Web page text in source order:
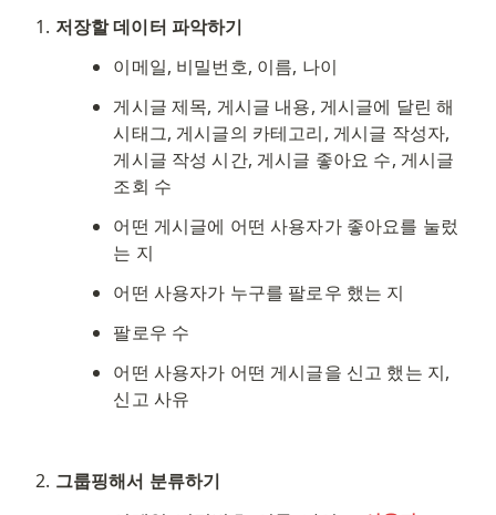
저장할 데이터 파악하기
이메일, 비밀번호, 이름, 나이
게시글 제목, 게시글 내용, 게시글에 달린 해
시태그, 게시글의 카테고리, 게시글 작성자,
게시글 작성 시간, 게시글 좋아요 수, 게시글
조회 수
어떤 게시글에 어떤 사용자가 좋아요를 눌렀
는 지
어떤 사용자가 누구를 팔로우 했는 지
팔로우 수
어떤 사용자가 어떤 게시글을 신고 했는 지,
신고 사유
그룹핑해서 분류하기